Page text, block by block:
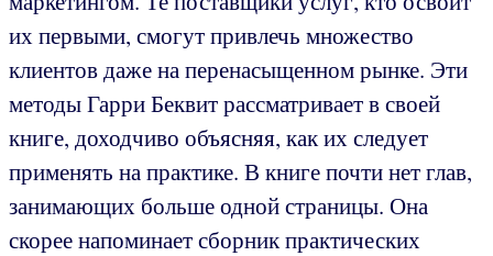
их первыми, смогут привлечь множество
клиентов даже на перенасыщенном рынке. Эти
методы Гарри Беквит рассматривает в своей
книге, доходчиво объясняя, как их следует
применять на практике. В книге почти нет глав,
занимающих больше одной страницы. Она
скорее напоминает сборник практических